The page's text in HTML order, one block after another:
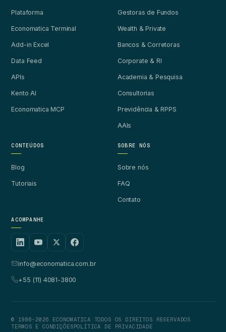
Plataforma
Economatica Terminal
Add-in Excel
Data Feed
APIs
Kento AI
Economatica MCP
Gestoras de Fundos
Wealth & Private
Bancos & Corretoras
Corporate & RI
Academia & Pesquisa
Consultorias
Previdência & RPPS
AAIs
CONTEÚDOS
Blog
Tutoriais
SOBRE NÓS
Sobre nós
FAQ
Contato
ACOMPANHE
info@economatica.com.br
+55 (11) 4081-3800
© 1986-2026 ECONOMATICA · TODOS OS DIREITOS RESERVADOS
TERMOS E CONDIÇÕESPOLÍTICA DE PRIVACIDADE